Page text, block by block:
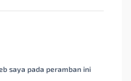
saya pada peramban ini